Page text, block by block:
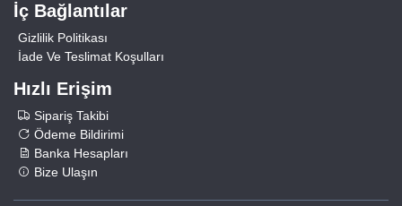
İç Bağlantılar
Gizlilik Politikası
İade Ve Teslimat Koşulları
Hızlı Erişim
Sipariş Takibi
Ödeme Bildirimi
Banka Hesapları
Bize Ulaşın